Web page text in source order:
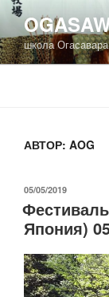
Перейти
содержимому
школа
АВТОР: AOG
ОПУБЛИКОВАНО
05/05/2019
Япония)